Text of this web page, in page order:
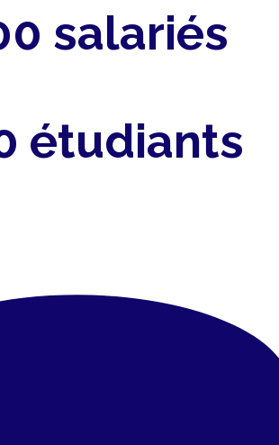
salariés
étudiants